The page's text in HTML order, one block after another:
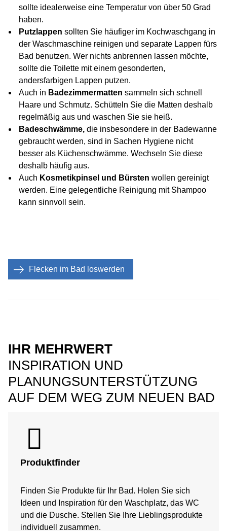
sollte idealerweise eine Temperatur von über 50 Grad
haben.
Putzlappen sollten Sie häufiger im Kochwaschgang in
der Waschmaschine reinigen und separate Lappen fürs
Bad benutzen. Wer nichts anbrennen lassen möchte,
sollte die Toilette mit einem gesonderten,
andersfarbigen Lappen putzen.
Auch in Badezimmermatten sammeln sich schnell
Haare und Schmutz. Schütteln Sie die Matten deshalb
regelmäßig aus und waschen Sie sie heiß.
Badeschwämme, die insbesondere in der Badewanne
gebraucht werden, sind in Sachen Hygiene nicht
besser als Küchenschwämme. Wechseln Sie diese
deshalb häufig aus.
Auch Kosmetikpinsel und Bürsten wollen gereinigt
werden. Eine gelegentliche Reinigung mit Shampoo
kann sinnvoll sein.
Flecken im Bad loswerden
IHR MEHRWERT
INSPIRATION UND
PLANUNGSUNTERSTÜTZUNG
AUF DEM WEG ZUM NEUEN BAD
Produktfinder
Finden Sie Produkte für Ihr Bad. Holen Sie sich
Ideen und Inspiration für den Waschplatz, das WC
und die Dusche. Stellen Sie Ihre Lieblingsprodukte
individuell zusammen.